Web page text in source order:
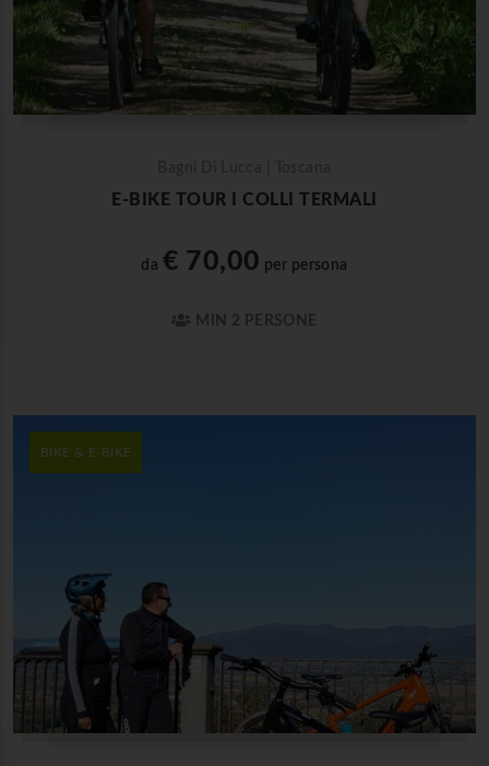
E-BIKE TOUR I COLLI TERMALI
da € 70,00 per persona
MIN 2 PERSONE
BIKE & E-BIKE